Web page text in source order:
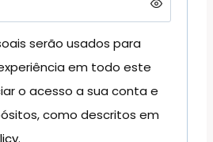
serão usados para
em todo este
o acesso a sua conta e
como descritos em
.